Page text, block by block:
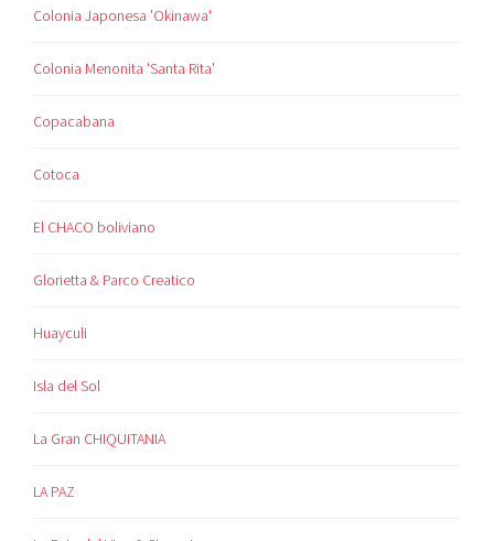
Colonia Japonesa 'Okinawa'
Colonia Menonita 'Santa Rita'
Copacabana
Cotoca
El CHACO boliviano
Glorietta & Parco Creatico
Huayculi
Isla del Sol
La Gran CHIQUITANIA
LA PAZ